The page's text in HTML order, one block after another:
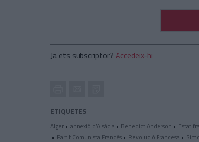
Ja ets subscriptor? Accedeix-hi
amic
ETIQUETES
Alger annexió d’Alsàcia Benedict Anderson Estat
Partit Comunista Francès
Revolució Francesa